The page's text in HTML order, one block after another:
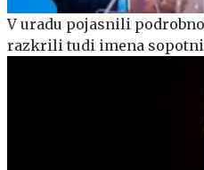
V uradu pojasnili
razkrili tudi imena